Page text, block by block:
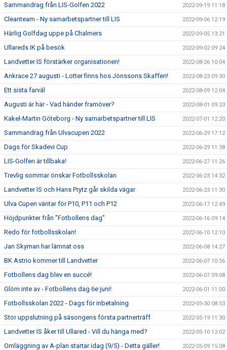
Sammandrag från LIS-Golfen 2022 2022-09-19 11:18
Cleanteam - Ny samarbetspartner till LIS 2022-09-06 12:19
Härlig Golfdag uppe på Chalmers 2022-09-05 13:21
Ullareds IK på besök 2022-09-02 09:24
Landvetter IS förstärker organisationen! 2022-08-26 10:04
Ankrace 27 augusti - Lotter finns hos Jönssons Skafferi! 2022-08-23 09:30
Ett sista farväl 2022-08-09 12:04
Augusti är här - Vad händer framöver? 2022-08-01 09:23
Kakel-Martin Göteborg - Ny samarbetspartner till LIS 2022-07-01 12:20
Sammandrag från Ulvacupen 2022 2022-06-29 17:12
Dags för Skadevi Cup 2022-06-29 11:38
LIS-Golfen är tillbaka! 2022-06-27 11:26
Trevlig sommar önskar Fotbollsskolan 2022-06-23 14:32
Landvetter IS och Hans Prytz går skilda vägar 2022-06-23 11:30
Ulva Cupen väntar för P10, P11 och P12 2022-06-17 12:49
Höjdpunkter från "Fotbollens dag" 2022-06-16 09:14
Redo för fotbollsskolan! 2022-06-10 12:10
Jan Skyman har lämnat oss 2022-06-08 14:27
BK Astrio kommer till Landvetter 2022-06-07 10:56
Fotbollens dag blev en succé! 2022-06-07 09:08
Glöm inte av - Fotbollens dag 6e juni! 2022-06-01 11:00
Fotbollsskolan 2022 - Dags för inbetalning 2022-05-30 08:53
Stor uppslutning på säsongens första partnerträff 2022-05-19 11:30
Landvetter IS åker till Ullared - Vill du hänga med? 2022-05-10 12:02
Omläggning av A-plan startar idag (9/5) - Detta gäller! 2022-05-09 15:08